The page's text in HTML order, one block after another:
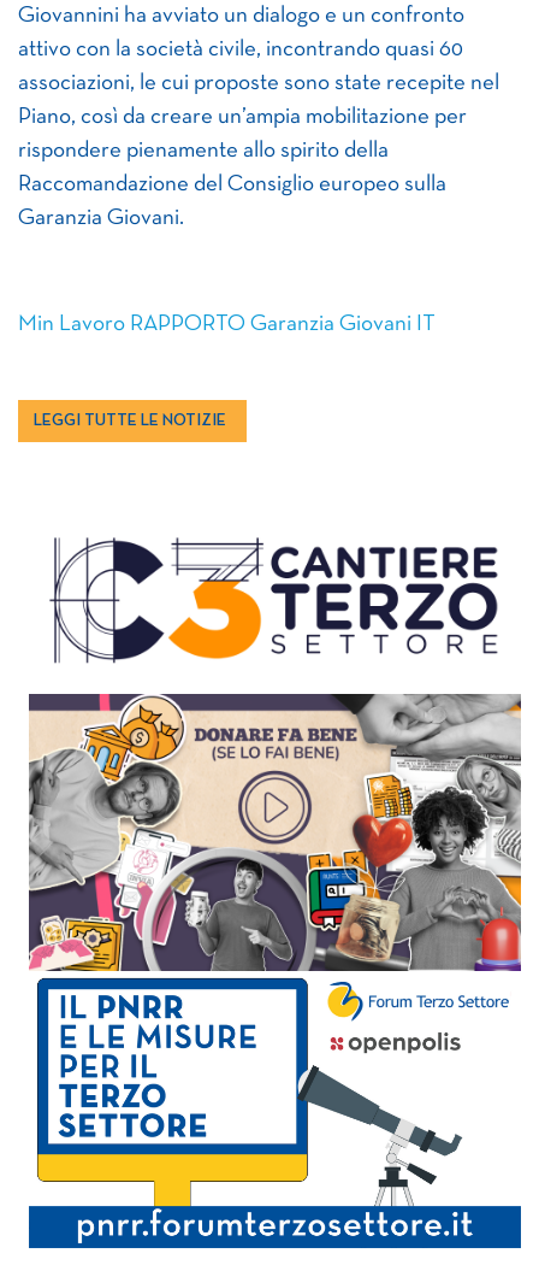
Giovannini ha avviato un dialogo e un confronto
attivo con la società civile, incontrando quasi 60
associazioni, le cui proposte sono state recepite nel
Piano, così da creare un’ampia mobilitazione per
rispondere pienamente allo spirito della
Raccomandazione del Consiglio europeo sulla
Garanzia Giovani.
Min Lavoro RAPPORTO Garanzia Giovani IT
LEGGI TUTTE LE NOTIZIE